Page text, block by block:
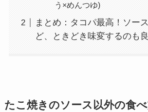
う×めんつゆ)
まとめ：タコパ最高！ソー
ど、ときどき味変するのも良
たこ焼きのソース以外の食